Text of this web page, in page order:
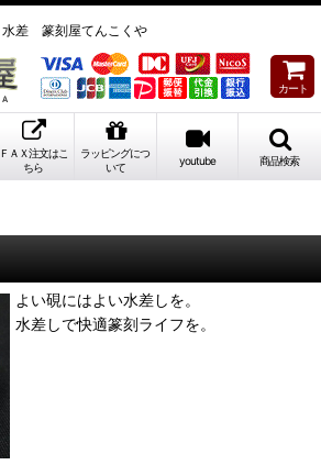
水差 篆刻屋てんこくや
カート
ＦＡＸ注文はこ
ちら
ラッピングにつ
いて
youtube 商品検索
よい硯にはよい水差しを。
水差しで快適篆刻ライフを。